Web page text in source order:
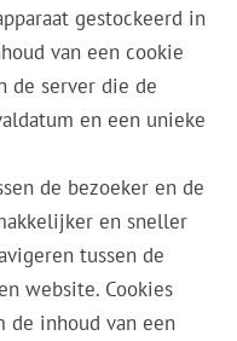
gestockeerd in
van een cookie
de server die de
en een unieke
de bezoeker en de
en sneller
tussen de
website. Cookies
de inhoud van een